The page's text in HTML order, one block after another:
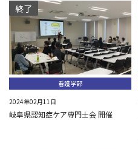
終了
看護学部
2024年02月11日
岐阜県認知症ケア専門士会 開催